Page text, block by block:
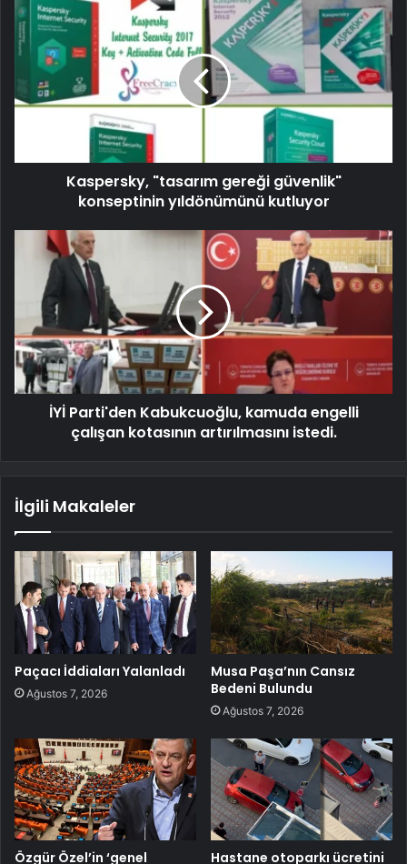
Kaspersky, "tasarım gereği güvenlik"
konseptinin yıldönümünü kutluyor
İYİ Parti'den Kabukcuoğlu, kamuda engelli
çalışan kotasının artırılmasını istedi.
İlgili Makaleler
Paçacı İddiaları Yalanladı
Ağustos 7, 2026
Musa Paşa’nın Cansız
Bedeni Bulundu
Ağustos 7, 2026
Özgür Özel’in ‘genel Hastane otoparkı ücretini